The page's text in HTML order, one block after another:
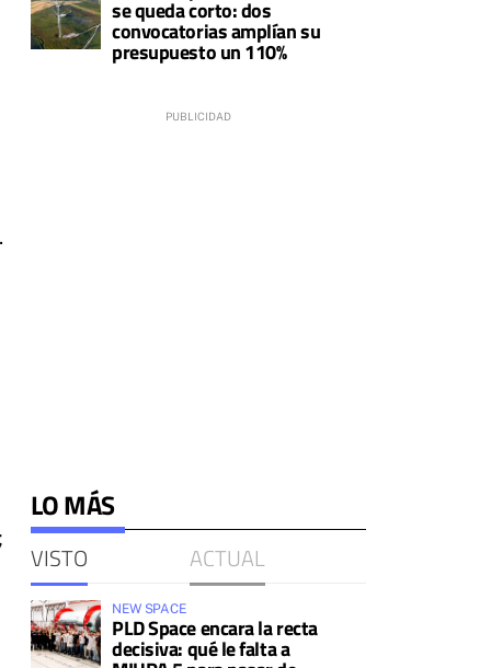
se queda corto: dos
convocatorias amplían su
presupuesto un 110%
LO MÁS
VISTO ACTUAL
NEW SPACE
PLD Space encara la recta
decisiva: qué le falta a